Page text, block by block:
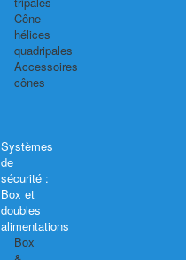
Cône
hélices
quadripales
Accessoires
cônes
Systèmes
de
sécurité :
Box et
doubles
alimentations
Box